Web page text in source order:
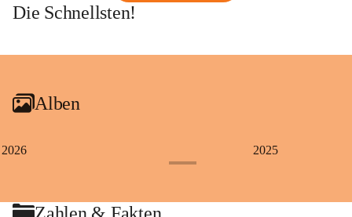
Die Schnellsten!
+1
Alben
2026 2025
Zahlen & Fakten